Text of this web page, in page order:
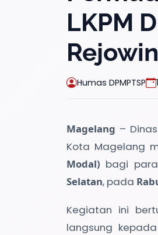
LKPM
Humas DPMPTSP
Magelang –
Kota Magelang
Modal) bagi
Selatan, pada
Kegiatan ini
langsung